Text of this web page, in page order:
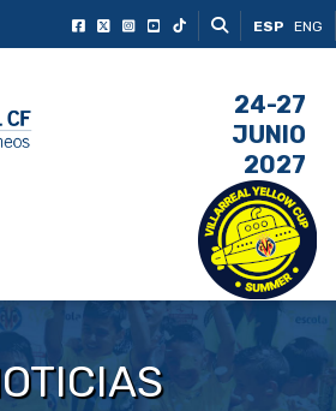
ESP ENG
24-27
JUNIO
2027